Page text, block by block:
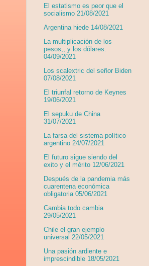
El estatismo es peor que el
socialismo 21/08/2021
Argentina hiede 14/08/2021
La multiplicación de los
pesos,, y los dólares.
04/09/2021
Los scalextric del señor Biden
07/08/2021
El triunfal retorno de Keynes
19/06/2021
El sepuku de China
31/07/2021
La farsa del sistema político
argentino 24/07/2021
El futuro sigue siendo del
exito y el mérito 12/06/2021
Después de la pandemia más
cuarentena económica
obligatoria 05/06/2021
Cambia todo cambia
29/05/2021
Chile el gran ejemplo
universal 22/05/2021
Una pasión ardiente e
imprescindible 18/05/2021